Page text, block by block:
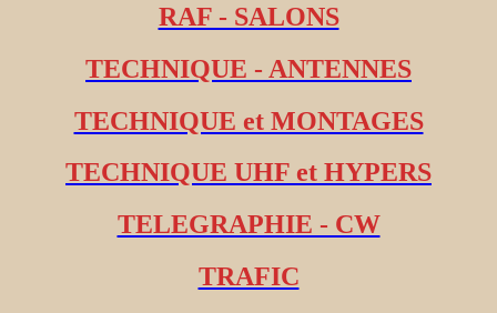
RAF - SALONS
TECHNIQUE - ANTENNES
TECHNIQUE et MONTAGES
TECHNIQUE UHF et HYPERS
TELEGRAPHIE - CW
TRAFIC